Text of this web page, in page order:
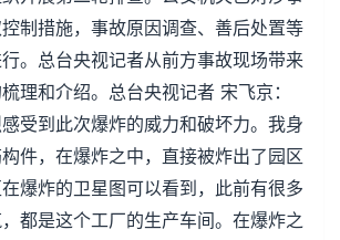
制措施，事故原因调查、善后处置等
。总台央视记者从前方事故现场带来
理和介绍。总台央视记者 宋飞京：
受到此次爆炸的威力和破坏力。我身
件，在爆炸之中，直接被炸出了园区
爆炸的卫星图可以看到，此前有很多
都是这个工厂的生产车间。在爆炸之